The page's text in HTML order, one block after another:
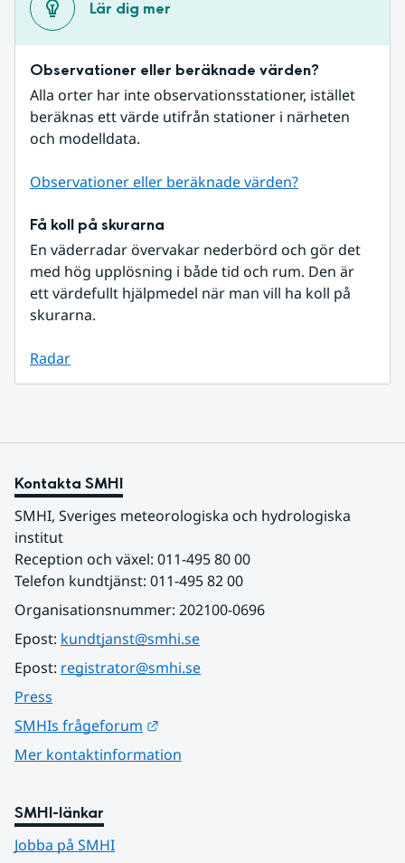
Lär dig mer
Observationer eller beräknade värden?
Alla orter har inte observationsstationer, istället
beräknas ett värde utifrån stationer i närheten
och modelldata.
Observationer eller beräknade värden?
Få koll på skurarna
En väderradar övervakar nederbörd och gör det
med hög upplösning i både tid och rum. Den är
ett värdefullt hjälpmedel när man vill ha koll på
skurarna.
Radar
Kontakta SMHI
SMHI, Sveriges meteorologiska och hydrologiska
institut
Reception och växel: 011-495 80 00
Telefon kundtjänst: 011-495 82 00
Organisationsnummer: 202100-0696
Epost: kundtjanst@smhi.se
Epost: registrator@smhi.se
Press
SMHIs frågeforum
Mer kontaktinformation
SMHI-länkar
Jobba på SMHI